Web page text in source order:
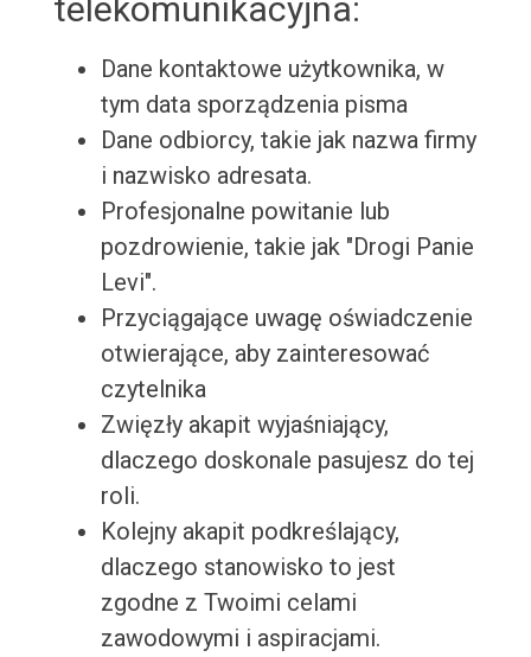
telekomunikacyjna:
Dane kontaktowe użytkownika, w
tym data sporządzenia pisma
Dane odbiorcy, takie jak nazwa firmy
i nazwisko adresata.
Profesjonalne powitanie lub
pozdrowienie, takie jak "Drogi Panie
Levi".
Przyciągające uwagę oświadczenie
otwierające, aby zainteresować
czytelnika
Zwięzły akapit wyjaśniający,
dlaczego doskonale pasujesz do tej
roli.
Kolejny akapit podkreślający,
dlaczego stanowisko to jest
zgodne z Twoimi celami
zawodowymi i aspiracjami.